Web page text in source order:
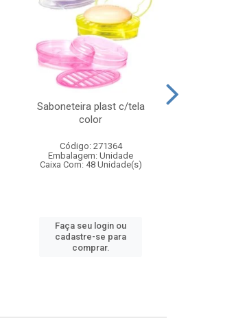
Saboneteira plast c/tela
color
Código: 271364
Embalagem: Unidade
Caixa Com: 48 Unidade(s)
Faça seu login ou
cadastre-se para
comprar.